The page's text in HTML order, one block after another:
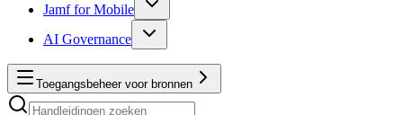
Jamf for Mobile
AI Governance
Toegangsbeheer voor bronnen